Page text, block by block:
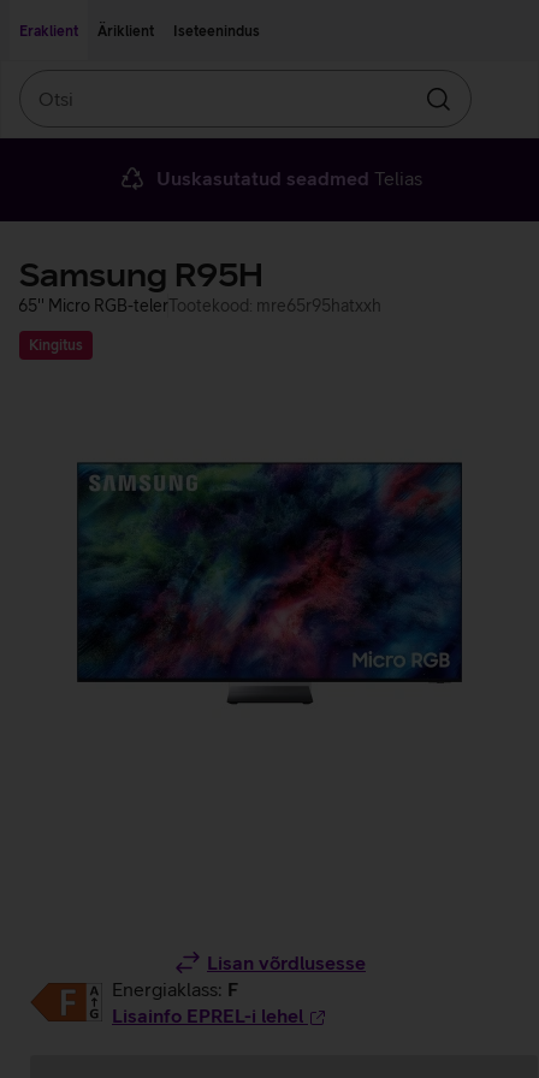
Eraklient
Äriklient Iseteenindus
Otsin
Uuskasutatud seadmed Telias
Samsung R95H
65'' Micro RGB-telerTootekood: mre65r95hatxxh
Kingitus
Lisan võrdlusesse
Energiaklass: F
Lisainfo EPREL-i lehel